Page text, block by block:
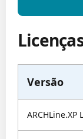
Versão
ARCHLine.XP